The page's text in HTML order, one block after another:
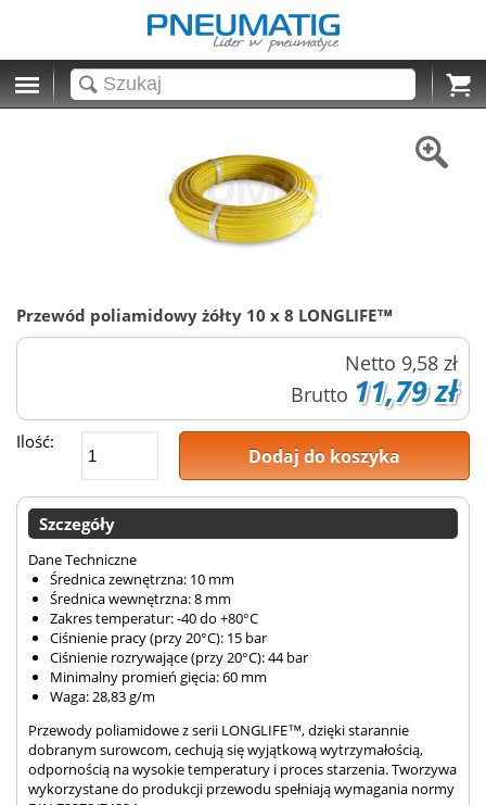
Cart
Przewód poliamidowy żółty 10 x 8 LONGLIFE™
Netto 9,58 zł
Brutto 11,79 zł
Ilość:
Dodaj do koszyka
Szczegóły
Dane Techniczne
Średnica zewnętrzna: 10 mm
Średnica wewnętrzna: 8 mm
Zakres temperatur: -40 do +80°C
Ciśnienie pracy (przy 20°C): 15 bar
Ciśnienie rozrywające (przy 20°C): 44 bar
Minimalny promień gięcia: 60 mm
Waga: 28,83 g/m
Przewody poliamidowe z serii LONGLIFE™, dzięki starannie
dobranym surowcom, cechują się wyjątkową wytrzymałością,
odpornością na wysokie temperatury i proces starzenia. Tworzywa
wykorzystane do produkcji przewodu spełniają wymagania normy